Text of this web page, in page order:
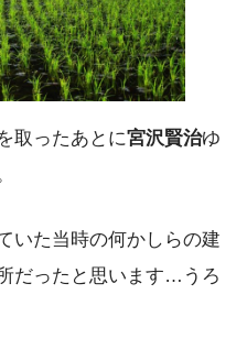
取ったあとに宮沢賢治ゆ
いた当時の何かしらの建
だったと思います…うろ